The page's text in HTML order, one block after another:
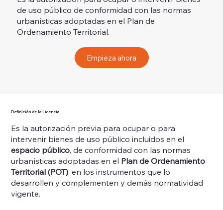
de uso público de conformidad con las normas
urbanísticas adoptadas en el Plan de
Ordenamiento Territorial.
Empieza ahora
Definición de la Licencia
Es la autorización previa para ocupar o para
intervenir bienes de uso público incluidos en el
espacio público, de conformidad con las normas
urbanísticas adoptadas en el Plan de Ordenamiento
Territorial (POT), en los instrumentos que lo
desarrollen y complementen y demás normatividad
vigente.